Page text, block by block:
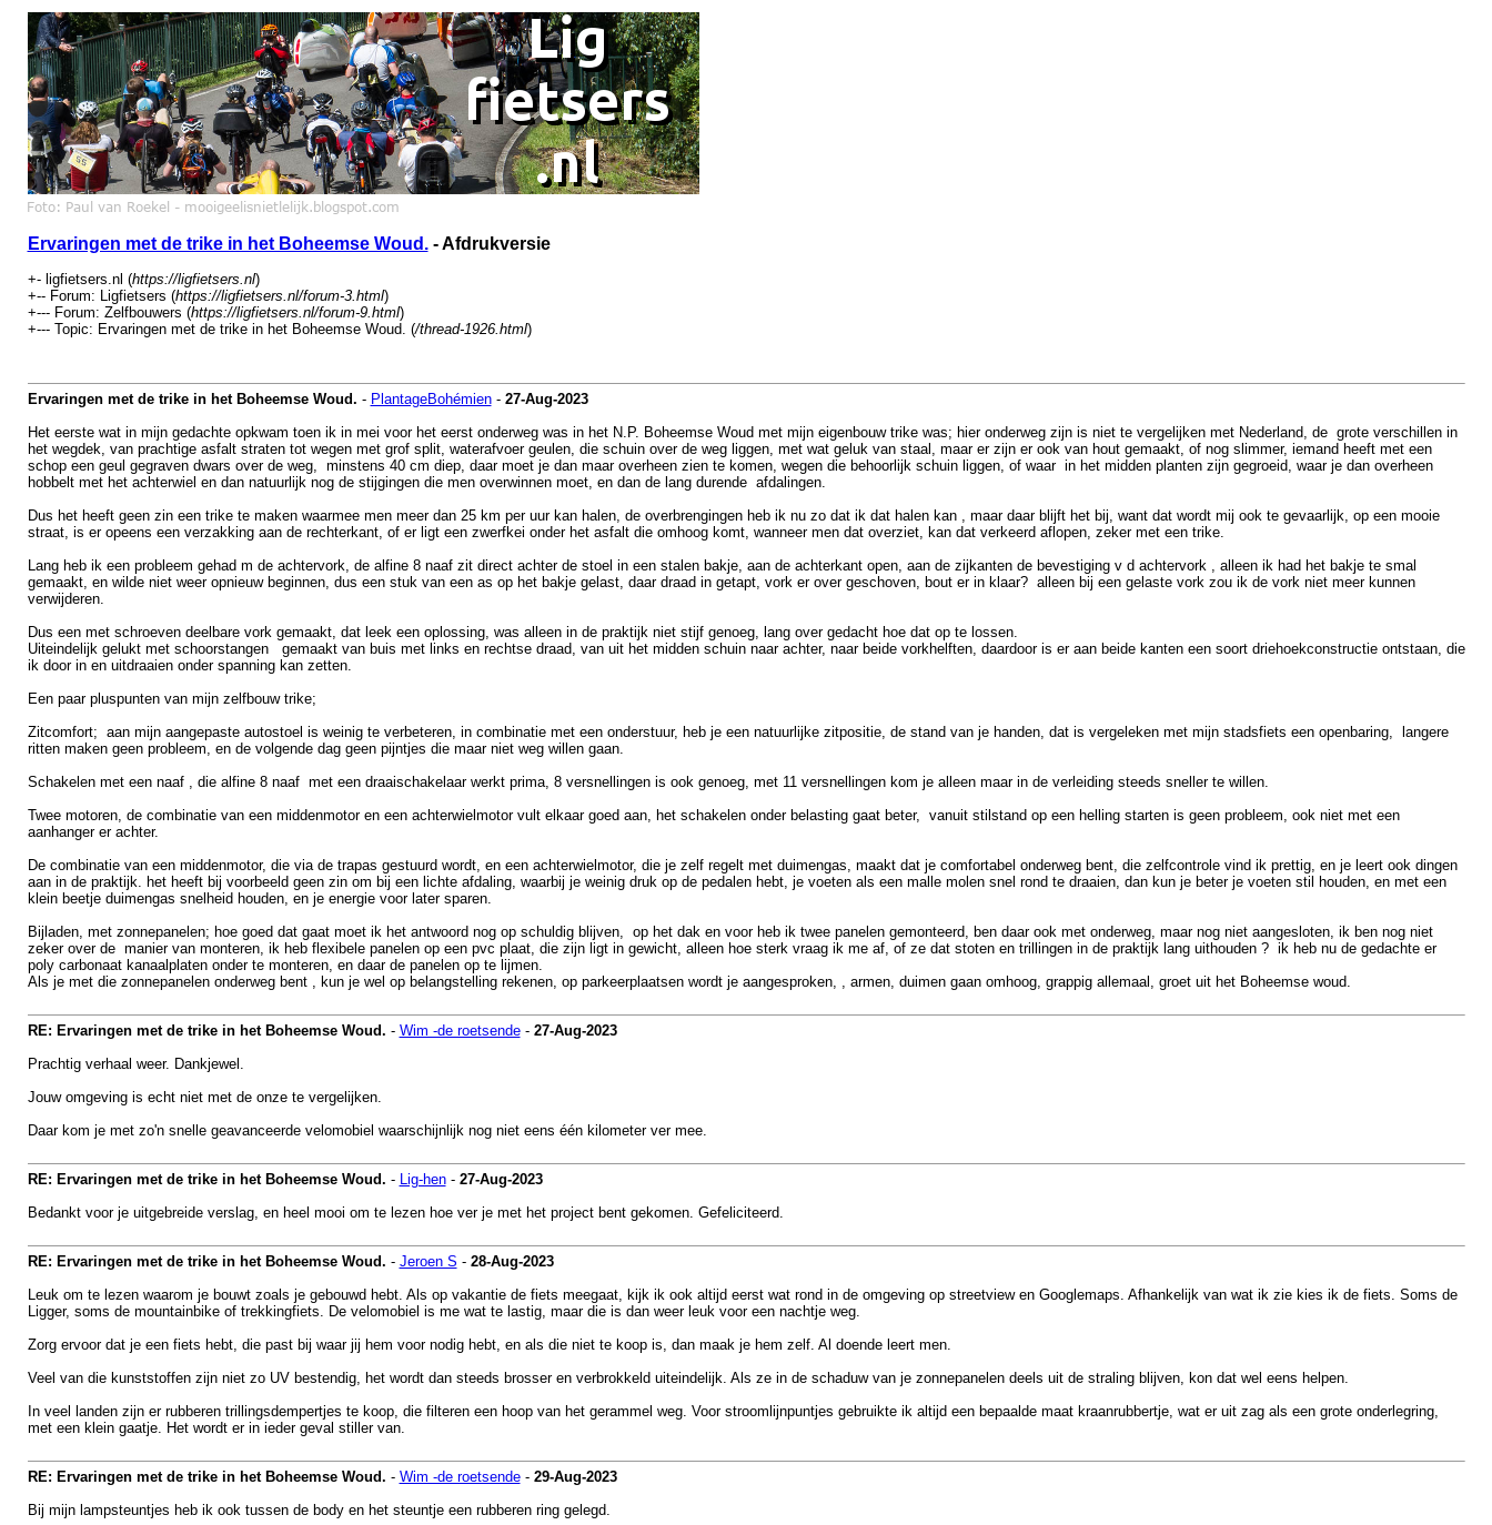
Ervaringen met de trike in het Boheemse Woud.- Afdrukversie
+- ligfietsers.nl (https://ligfietsers.nl)
+-- Forum: Ligfietsers (https://ligfietsers.nl/forum-3.html)
+--- Forum: Zelfbouwers (https://ligfietsers.nl/forum-9.html)
+--- Topic: Ervaringen met de trike in het Boheemse Woud. (/thread-1926.html)
Ervaringen met de trike in het Boheemse Woud. - PlantageBohémien- 27-Aug-2023
Het eerste wat in mijn gedachte opkwam toen ik in mei voor het eerst onderweg was in het N.P. Boheemse Woud met mijn eigenbouw trike was; hier onderweg zijn is niet te vergelijken met Nederland, de grote verschillen in
het wegdek, van prachtige asfalt straten tot wegen met grof split, waterafvoer geulen, die schuin over de weg liggen, met wat geluk van staal, maar er zijn er ook van hout gemaakt, of nog slimmer, iemand heeft met een
schop een geul gegraven dwars over de weg, minstens 40 cm diep, daar moet je dan maar overheen zien te komen, wegen die behoorlijk schuin liggen, of waar in het midden planten zijn gegroeid, waar je dan overheen
hobbelt met het achterwiel en dan natuurlijk nog de stijgingen die men overwinnen moet, en dan de lang durende afdalingen.
Dus het heeft geen zin een trike te maken waarmee men meer dan 25 km per uur kan halen, de overbrengingen heb ik nu zo dat ik dat halen kan , maar daar blijft het bij, want dat wordt mij ook te gevaarlijk, op een mooie
straat, is er opeens een verzakking aan de rechterkant, of er ligt een zwerfkei onder het asfalt die omhoog komt, wanneer men dat overziet, kan dat verkeerd aflopen, zeker met een trike.
Lang heb ik een probleem gehad m de achtervork, de alfine 8 naaf zit direct achter de stoel in een stalen bakje, aan de achterkant open, aan de zijkanten de bevestiging v d achtervork , alleen ik had het bakje te smal
gemaakt, en wilde niet weer opnieuw beginnen, dus een stuk van een as op het bakje gelast, daar draad in getapt, vork er over geschoven, bout er in klaar? alleen bij een gelaste vork zou ik de vork niet meer kunnen
verwijderen.
Dus een met schroeven deelbare vork gemaakt, dat leek een oplossing, was alleen in de praktijk niet stijf genoeg, lang over gedacht hoe dat op te lossen.
Uiteindelijk gelukt met schoorstangen gemaakt van buis met links en rechtse draad, van uit het midden schuin naar achter, naar beide vorkhelften, daardoor is er aan beide kanten een soort driehoekconstructie ontstaan, die
ik door in en uitdraaien onder spanning kan zetten.
Een paar pluspunten van mijn zelfbouw trike;
Zitcomfort; aan mijn aangepaste autostoel is weinig te verbeteren, in combinatie met een onderstuur, heb je een natuurlijke zitpositie, de stand van je handen, dat is vergeleken met mijn stadsfiets een openbaring, langere
ritten maken geen probleem, en de volgende dag geen pijntjes die maar niet weg willen gaan.
Schakelen met een naaf , die alfine 8 naaf met een draaischakelaar werkt prima, 8 versnellingen is ook genoeg, met 11 versnellingen kom je alleen maar in de verleiding steeds sneller te willen.
Twee motoren, de combinatie van een middenmotor en een achterwielmotor vult elkaar goed aan, het schakelen onder belasting gaat beter, vanuit stilstand op een helling starten is geen probleem, ook niet met een
aanhanger er achter.
De combinatie van een middenmotor, die via de trapas gestuurd wordt, en een achterwielmotor, die je zelf regelt met duimengas, maakt dat je comfortabel onderweg bent, die zelfcontrole vind ik prettig, en je leert ook dingen
aan in de praktijk. het heeft bij voorbeeld geen zin om bij een lichte afdaling, waarbij je weinig druk op de pedalen hebt, je voeten als een malle molen snel rond te draaien, dan kun je beter je voeten stil houden, en met een
klein beetje duimengas snelheid houden, en je energie voor later sparen.
Bijladen, met zonnepanelen; hoe goed dat gaat moet ik het antwoord nog op schuldig blijven, op het dak en voor heb ik twee panelen gemonteerd, ben daar ook met onderweg, maar nog niet aangesloten, ik ben nog niet
zeker over de manier van monteren, ik heb flexibele panelen op een pvc plaat, die zijn ligt in gewicht, alleen hoe sterk vraag ik me af, of ze dat stoten en trillingen in de praktijk lang uithouden ? ik heb nu de gedachte er
poly carbonaat kanaalplaten onder te monteren, en daar de panelen op te lijmen.
Als je met die zonnepanelen onderweg bent , kun je wel op belangstelling rekenen, op parkeerplaatsen wordt je aangesproken, , armen, duimen gaan omhoog, grappig allemaal, groet uit het Boheemse woud.
RE: Ervaringen met de trike in het Boheemse Woud. - Wim -de roetsende- 27-Aug-2023
Prachtig verhaal weer. Dankjewel.
Jouw omgeving is echt niet met de onze te vergelijken.
Daar kom je met zo'n snelle geavanceerde velomobiel waarschijnlijk nog niet eens één kilometer ver mee.
RE: Ervaringen met de trike in het Boheemse Woud. - Lig-hen- 27-Aug-2023
Bedankt voor je uitgebreide verslag, en heel mooi om te lezen hoe ver je met het project bent gekomen. Gefeliciteerd.
RE: Ervaringen met de trike in het Boheemse Woud. - Jeroen S - 28-Aug-2023
Leuk om te lezen waarom je bouwt zoals je gebouwd hebt. Als op vakantie de fiets meegaat, kijk ik ook altijd eerst wat rond in de omgeving op streetview en Googlemaps. Afhankelijk van wat ik zie kies ik de fiets. Soms de
Ligger, soms de mountainbike of trekkingfiets. De velomobiel is me wat te lastig, maar die is dan weer leuk voor een nachtje weg.
Zorg ervoor dat je een fiets hebt, die past bij waar jij hem voor nodig hebt, en als die niet te koop is, dan maak je hem zelf. Al doende leert men.
Veel van die kunststoffen zijn niet zo UV bestendig, het wordt dan steeds brosser en verbrokkeld uiteindelijk. Als ze in de schaduw van je zonnepanelen deels uit de straling blijven, kon dat wel eens helpen.
In veel landen zijn er rubberen trillingsdempertjes te koop, die filteren een hoop van het gerammel weg. Voor stroomlijnpuntjes gebruikte ik altijd een bepaalde maat kraanrubbertje, wat er uit zag als een grote onderlegring,
met een klein gaatje. Het wordt er in ieder geval stiller van.
RE: Ervaringen met de trike in het Boheemse Woud. - Wim -de roetsende- 29-Aug-2023
Bij mijn lampsteuntjes heb ik ook tussen de body en het steuntje een rubberen ring gelegd.